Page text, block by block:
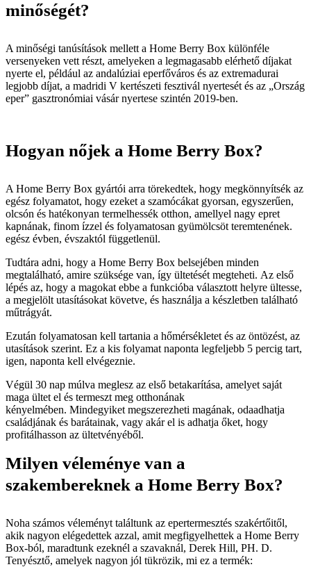
minőségét?
A minőségi tanúsítások mellett a Home Berry Box különféle
versenyeken vett részt, amelyeken a legmagasabb elérhető díjakat
nyerte el, például az andalúziai eperfőváros és az extremadurai
legjobb díjat, a madridi V kertészeti fesztivál nyertesét és az „Ország
eper” gasztronómiai vásár nyertese szintén 2019-ben.
Hogyan nőjek a Home Berry Box?
A Home Berry Box gyártói arra törekedtek, hogy megkönnyítsék az
egész folyamatot, hogy ezeket a szamócákat gyorsan, egyszerűen,
olcsón és hatékonyan termelhessék otthon, amellyel nagy epret
kapnának, finom ízzel és folyamatosan gyümölcsöt teremtenének.
egész évben, évszaktól függetlenül.
Tudtára adni, hogy a Home Berry Box belsejében minden
megtalálható, amire szüksége van, így ültetését megteheti. Az első
lépés az, hogy a magokat ebbe a funkcióba választott helyre ültesse,
a megjelölt utasításokat követve, és használja a készletben található
műtrágyát.
Ezután folyamatosan kell tartania a hőmérsékletet és az öntözést, az
utasítások szerint. Ez a kis folyamat naponta legfeljebb 5 percig tart,
igen, naponta kell elvégeznie.
Végül 30 nap múlva meglesz az első betakarítása, amelyet saját
maga ültet el és termeszt meg otthonának
kényelmében. Mindegyiket megszerezheti magának, odaadhatja
családjának és barátainak, vagy akár el is adhatja őket, hogy
profitálhasson az ültetvényéből.
Milyen véleménye van a
szakembereknek a Home Berry Box?
Noha számos véleményt találtunk az epertermesztés szakértőitől,
akik nagyon elégedettek azzal, amit megfigyelhettek a Home Berry
Box-ból, maradtunk ezeknél a szavaknál, Derek Hill, PH. D.
Tenyésztő, amelyek nagyon jól tükrözik, mi ez a termék: